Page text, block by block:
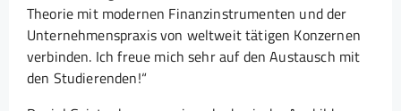
Theorie mit modernen Finanzinstrumenten und der
Unternehmenspraxis von weltweit tätigen Konzernen
verbinden. Ich freue mich sehr auf den Austausch mit
den Studierenden!“